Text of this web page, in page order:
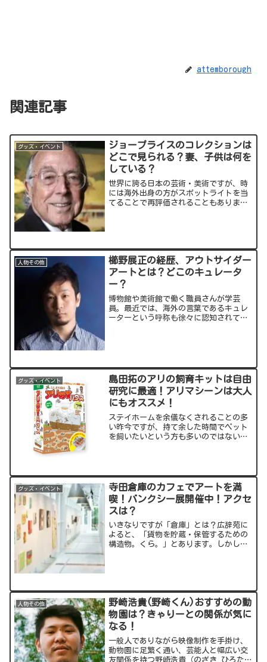
attemborough
関連記事
グッズ・イベント
ジョープライスのコレクションは
どこで見られる？妻、子供は何を
している？
世界に誇る日本の芸術・美術ですが、時
には海外出身の方がスポットライトを当
てることで再評価されることもありま
人物その他
櫛野展正の経歴、アウトサイダー
アートとは？どこのキュレータ
ー？
博物館や美術館で働く職員さんが学芸
員。最近では、海外の言葉であるキュレ
ーターという呼称も徐々に認知されてい
グッズ・イベント
島田拓のアリの飼育キットは自由
研究に最適！アリマシーンは大人
にもオススメ！
ステイホームを余儀なくされることの多
い昨今ですが、持て余した時間でペット
を飼いたいという方も多いのではないで
てご紹介します。出典...
グッズ・イベント
寺田倉庫のカフェでアートを満
喫！バンクシー展開催中！アクセ
スは？
いきなりですが「倉庫」とは？広辞苑に
よると、「貨物を貯蔵・保管するための
構造物。くら。」とあります。しかし、
人物その他
野崎浩貴(野崎くん)おすすめの動
物園は？きゃりーとの関係が気に
なる！
一般人でありながら映像制作を手掛け、
動物園に足繁く通い、芸能人と幅広い交
友関係を持つ野崎浩貴（のざき ひろた